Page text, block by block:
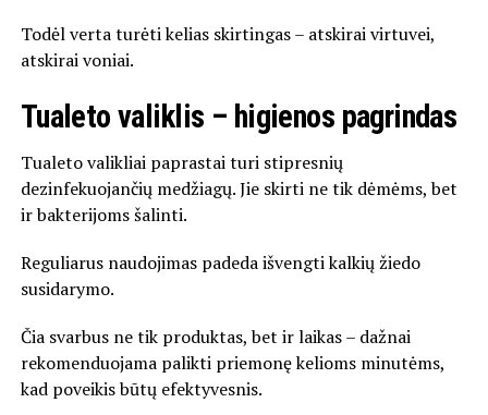
Todėl verta turėti kelias skirtingas – atskirai virtuvei,
atskirai voniai.
Tualeto valiklis – higienos pagrindas
Tualeto valikliai paprastai turi stipresnių
dezinfekuojančių medžiagų. Jie skirti ne tik dėmėms, bet
ir bakterijoms šalinti.
Reguliarus naudojimas padeda išvengti kalkių žiedo
susidarymo.
Čia svarbus ne tik produktas, bet ir laikas – dažnai
rekomenduojama palikti priemonę kelioms minutėms,
kad poveikis būtų efektyvesnis.